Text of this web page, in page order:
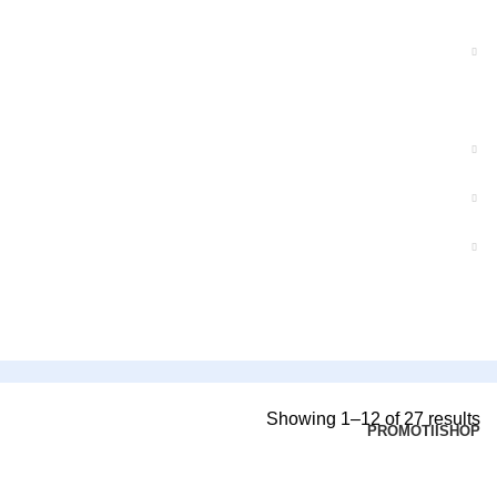
PROMOTII SHOP
Showing 1–12 of 27 results